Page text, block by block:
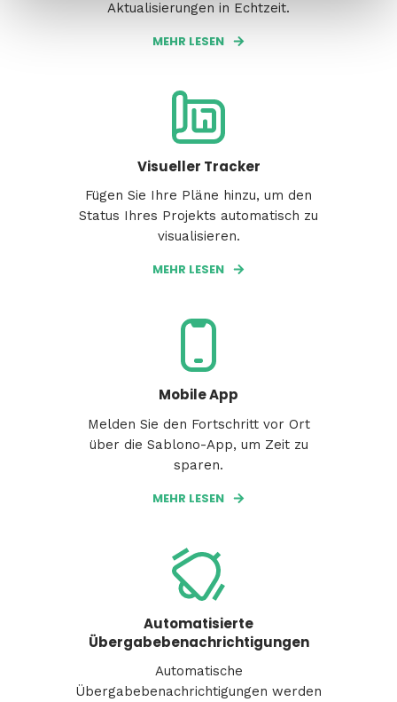
Aktualisierungen in Echtzeit.
MEHR LESEN
Visueller Tracker
Fügen Sie Ihre Pläne hinzu, um den
Status Ihres Projekts automatisch zu
visualisieren.
MEHR LESEN
Mobile App
Melden Sie den Fortschritt vor Ort
über die Sablono-App, um Zeit zu
sparen.
MEHR LESEN
Automatisierte
Übergabebenachrichtigungen
Automatische
Übergabebenachrichtigungen werden